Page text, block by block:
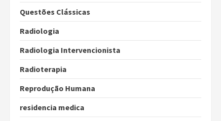
Questões Clássicas
Radiologia
Radiologia Intervencionista
Radioterapia
Reprodução Humana
residencia medica